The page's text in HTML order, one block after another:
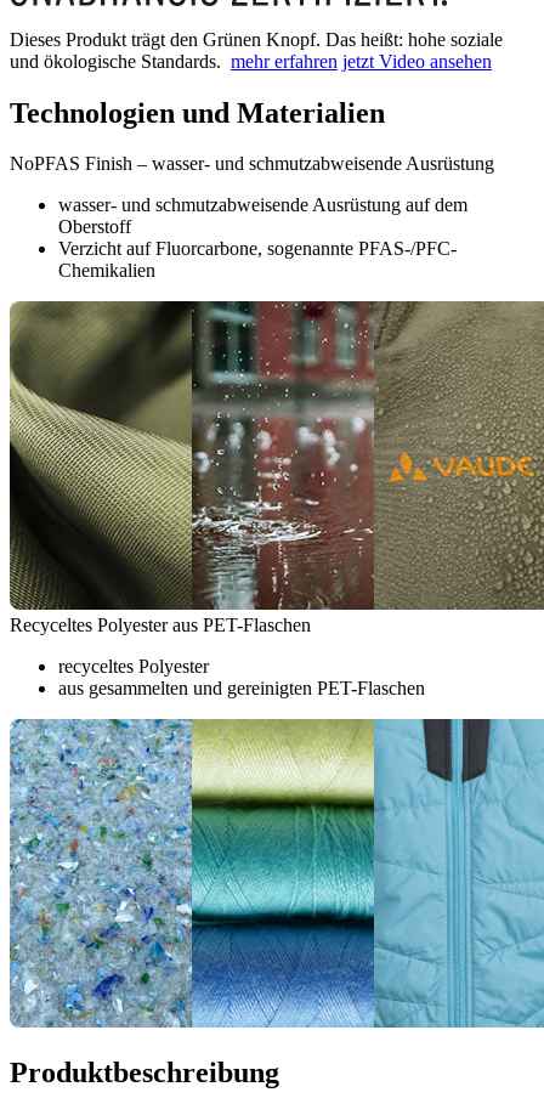
Dieses Produkt trägt den Grünen Knopf. Das heißt: hohe soziale
und ökologische Standards. mehr erfahren jetzt Video ansehen
Technologien und Materialien
NoPFAS Finish – wasser- und schmutzabweisende Ausrüstung
wasser- und schmutzabweisende Ausrüstung auf dem
Oberstoff
Verzicht auf Fluorcarbone, sogenannte PFAS-/PFC-
Chemikalien
Recyceltes Polyester aus PET-Flaschen
recyceltes Polyester
aus gesammelten und gereinigten PET-Flaschen
Produktbeschreibung